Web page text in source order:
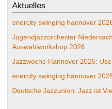
Aktuelles
enercity swinging hannover
Jugendjazzorchester
Auswahlworkshop 2026
Jazzwoche Hannover 2025:
enercity swinging hannover
Deutsche Jazzunion: Jazz ist